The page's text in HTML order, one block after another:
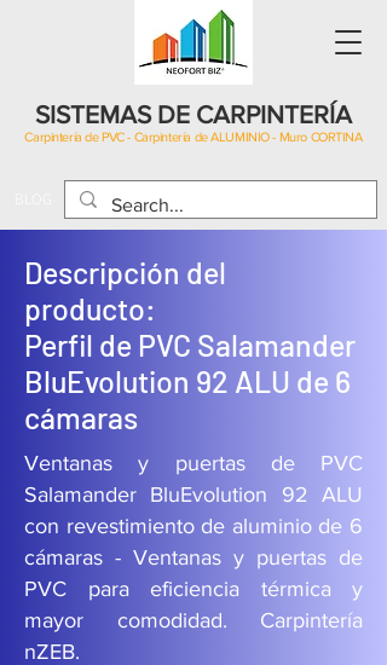
SISTEMAS DE CARPINTERÍA
Carpintería de PVC - Carpintería de ALUMINIO - Muro CORTINA
Descripción del
producto:
Perfil de PVC Salamander
BluEvolution 92 ALU de 6
cámaras
Ventanas y puertas de PVC
Salamander BluEvolution 92 ALU
con revestimiento de aluminio de 6
cámaras - Ventanas y puertas de
PVC para eficiencia térmica y
mayor comodidad. Carpintería
nZEB.